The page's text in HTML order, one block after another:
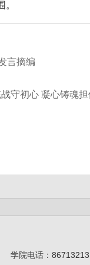
言摘编
守初心 凝心铸魂
学院电话：86713213